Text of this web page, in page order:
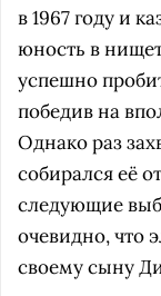
в 1967 году и
юность в
успешно
победив на
Однако раз
собирался её
следующие
очевидно, что
своему сыну